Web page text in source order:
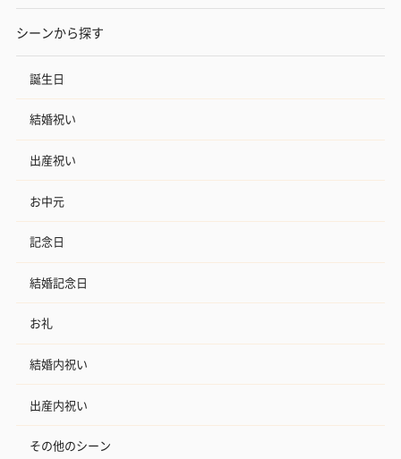
シーンから探す
誕生日
結婚祝い
出産祝い
お中元
記念日
結婚記念日
お礼
結婚内祝い
出産内祝い
その他のシーン